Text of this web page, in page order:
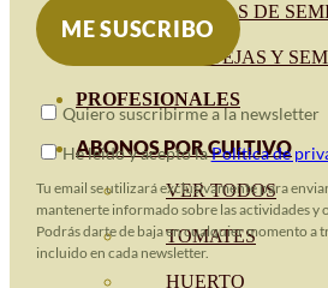
BOMBAS DE
BANDEJAS Y
PROFESIONALES
ABONOS POR CULTIVO
VER TODOS
TOMATES
HUERTO
Quiero suscribirme a la newsletter
He leido y acepto laPolítica de
Tu email se utilizará exclusivamente para
mantenerte informado sobre las actividades y
Podrás darte de baja en cualquier momento a
incluido en cada newsletter.